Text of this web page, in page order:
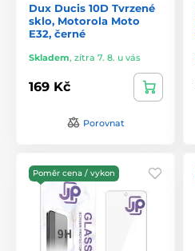
Dux Ducis 10D Tvrzené
sklo, Motorola Moto
E32, černé
Skladem, zítra 7. 8. u vás
169 Kč
Porovnat
Poměr cena / vykon